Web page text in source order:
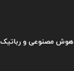
هوش مصنوعی و رباتیک